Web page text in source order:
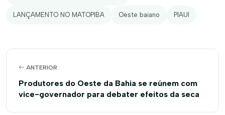
LANÇAMENTO NO MATOPIBA Oeste baiano PIAUI
ANTERIOR
Produtores do Oeste da Bahia se reúnem com
vice-governador para debater efeitos da seca